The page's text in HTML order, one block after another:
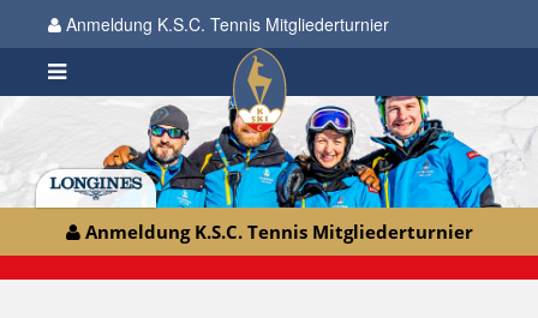
Anmeldung K.S.C. Tennis Mitgliederturnier
Anmeldung K.S.C. Tennis Mitgliederturnier